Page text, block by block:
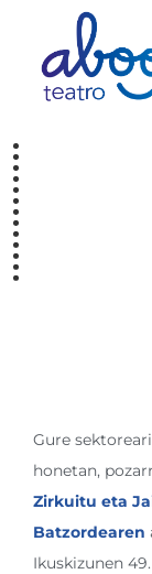
Gure
honetan,
Zirkuitu eta
Batzordearen
Ikuskizunen